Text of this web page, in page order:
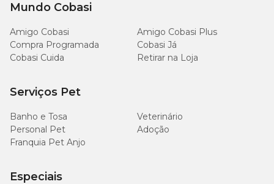
Mundo Cobasi
Amigo Cobasi
Amigo Cobasi Plus
Compra Programada
Cobasi Já
Cobasi Cuida
Retirar na Loja
Serviços Pet
Banho e Tosa
Veterinário
Personal Pet
Adoção
Franquia Pet Anjo
Especiais